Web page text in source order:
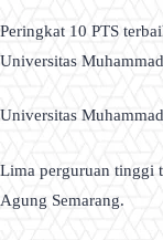
Peringkat 10 PTS
Universitas
Universitas
Lima perguruan tinggi
Agung Semarang.